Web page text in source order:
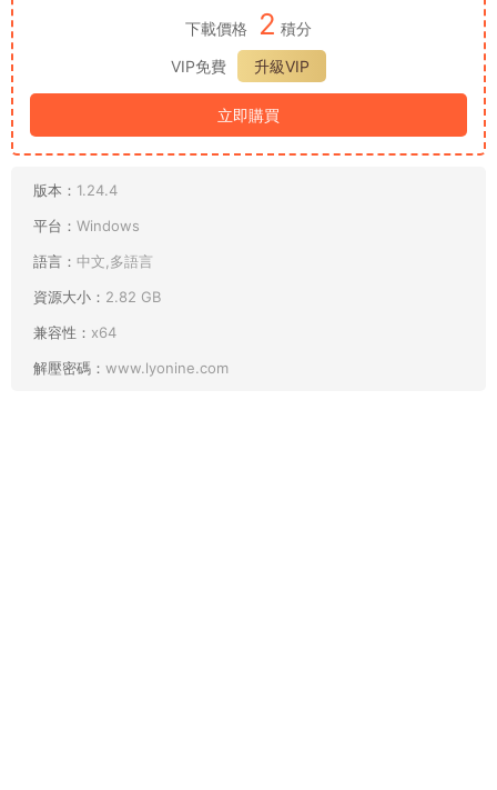
下載價格 2 積分
VIP免費
升級VIP
立即購買
版本： 1.24.4
平台： Windows
語言： 中文,多語言
資源大小： 2.82 GB
兼容性： x64
解壓密碼： www.lyonine.com